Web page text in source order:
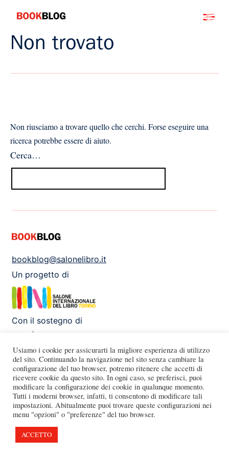
contenuto
Bookblog
Non trovato
Non riusciamo a trovare quello che cerchi. Forse eseguire una
ricerca potrebbe essere di aiuto.
Cerca…
bookblog@salonelibro.it
Un progetto di
Con il sostegno di
FacebookInstagram
X Youtube
Usiamo i cookie per assicurarti la migliore esperienza di utilizzo
del sito. Continuando la navigazione nel sito senza cambiare la
configurazione del tuo browser, potremo ritenere che accetti di
ricevere cookie da questo sito. In ogni caso, se preferisci, puoi
modificare la configurazione dei cookie in qualunque momento.
Tutti i moderni browser, infatti, ti consentono di modificare tali
impostazioni. Abitualmente puoi trovare queste configurazioni nei
menu "opzioni" o "preferenze" del tuo browser.
ACCETTO